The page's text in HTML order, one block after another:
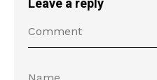
Leave a reply